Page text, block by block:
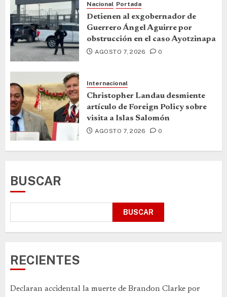
Nacional Portada
Detienen al exgobernador de
Guerrero Ángel Aguirre por
obstrucción en el caso Ayotzinapa
AGOSTO 7, 2026 0
Internacional
Christopher Landau desmiente
artículo de Foreign Policy sobre
visita a Islas Salomón
AGOSTO 7, 2026 0
BUSCAR
BUSCAR
RECIENTES
Declaran accidental la muerte de Brandon Clarke por